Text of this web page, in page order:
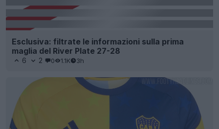
Esclusiva: filtrate le informazioni sulla prima
maglia del River Plate 27-28
6 2 0 1.1K 3h